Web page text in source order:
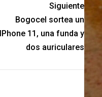
Siguiente
Bogocel sortea un
IPhone 11, una funda y
dos auriculares